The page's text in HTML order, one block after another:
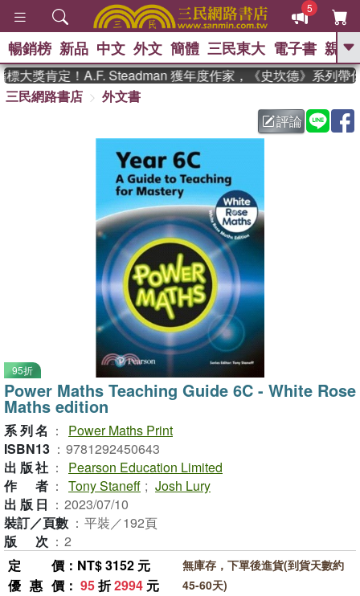
5
GO
父親節 、 如果歷
暑期推薦 、 國際布克
獎 臺灣漫遊錄
登輝時代
偉大的迷走神經
暢銷榜 新品 中文 外文 簡體 三民東大 電子書 親子
大獎肯定！A.F. Steadman 獲年度作家，《史坎德》系列帶你
三民網路書店
外文書
評論
95折
Power Maths Teaching Guide 6C - White Rose
Maths edition
系列名 ：
Power Maths Print
ISBN13 ： 9781292450643
出版社 ：
Pearson Education Limited
作者 ： Tony Staneff ; Josh Lury
出版日 ： 2023/07/10
裝訂／頁數 ： 平裝／192頁
版次 ： 2
定價 ：NT$ 3152 元
優惠價 ： 95折2994 元
無庫存，下單後進貨(到貨天數約
45-60天)